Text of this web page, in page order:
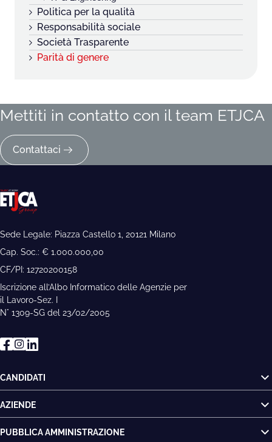
Politica per la qualità
Responsabilità sociale
Società Trasparente
Parità di genere
Mettiti in contatto con il team ETJCA
Contattaci
Sede Legale: Piazza Castello 1, 20121 Milano
Cap. Soc.: € 1.000.000,00
CF/PI: 12720200158
Iscrizione all’Albo Informatico delle Agenzie per
il Lavoro-Sez. I
N° 1309-SG del 23/02/2005
CANDIDATI
AZIENDE
PUBBLICA AMMINISTRAZIONE